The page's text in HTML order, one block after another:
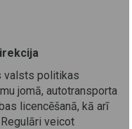
valsts politikas
jomā, autotransporta
licencēšanā, kā arī
veicot